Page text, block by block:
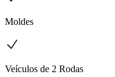
Moldes
Veículos de 2 Rodas